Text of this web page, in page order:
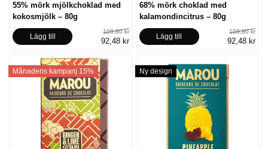
55% mörk mjölkchoklad med
kokosmjölk – 80g
Lägg till
108,80 kr
92,48 kr
68% mörk choklad med
kalamondincitrus – 80g
Lägg till
108,80 kr
92,48 kr
Månadens kampanj 15% Ny design